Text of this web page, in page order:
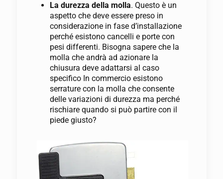
La durezza della molla. Questo è un
aspetto che deve essere preso in
considerazione in fase d’installazione
perché esistono cancelli e porte con
pesi differenti. Bisogna sapere che la
molla che andrà ad azionare la
chiusura deve adattarsi al caso
specifico In commercio esistono
serrature con la molla che consente
delle variazioni di durezza ma perché
rischiare quando si può partire con il
piede giusto?